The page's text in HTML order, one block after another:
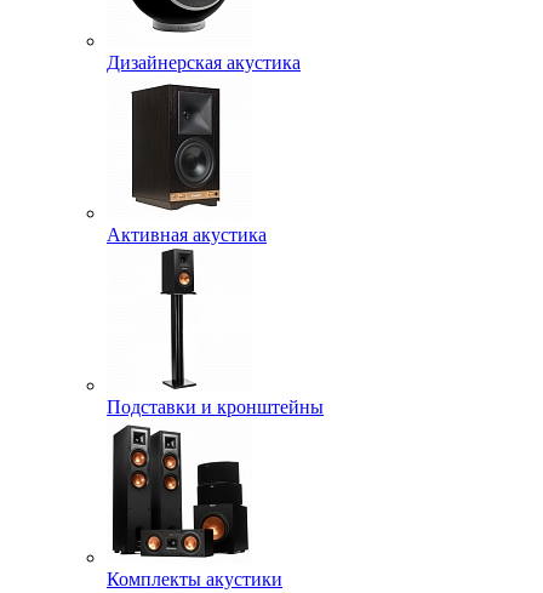
Дизайнерская акустика
Активная акустика
Подставки и кронштейны
Комплекты акустики